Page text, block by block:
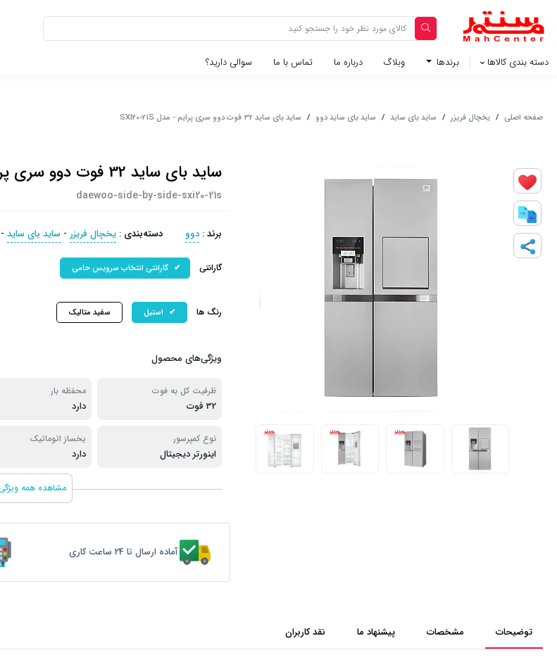
دسته بندی کالاها برندها وبلاگ‌ درباره ما تماس با ما سوالی دارید؟
صفحه اصلی / یخچال فریزر / ساید بای ساید / ساید بای ساید دوو / ساید بای ساید 32 فوت دوو سری پرایم - مدل SXI20-21S
ساید بای ساید 32 فوت دوو سری پرایم - مدل SXI20-21S
daewoo-side-by-side-sxi20-21s
برند: دوو دسته‌بندی : یخچال فریزر - ساید بای ساید -
گارانتی گارانتی انتخاب سرویس حامی
رنگ ها استیل سفید متالیک
ویژگی‌های محصول
ظرفیت کل به فوت
32 فوت
محفظه بار
دارد
نوع کمپرسور
اینورتر دیجیتال
یخساز اتوماتیک
دارد
مشاهده همه
آماده ارسال تا 24 ساعت کاری
توضیحات مشخصات پیشنهاد ما نقد کاربران